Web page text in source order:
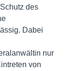
des
Dabei
nur
von